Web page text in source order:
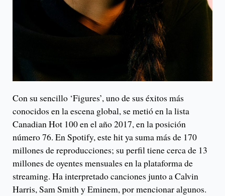
Con su sencillo ‘Figures’, uno de sus éxitos más
conocidos en la escena global, se metió en la lista
Canadian Hot 100 en el año 2017, en la posición
número 76. En Spotify, este hit ya suma más de 170
millones de reproducciones; su perfil tiene cerca de 13
millones de oyentes mensuales en la plataforma de
streaming. Ha interpretado canciones junto a Calvin
Harris, Sam Smith y Eminem, por mencionar algunos.